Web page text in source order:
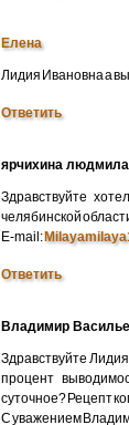
Елена
Лидия Ивановна а
Ответить
ярчихина людмила
Здравствуйте
челябинской
E-mail:
Ответить
Владимир
Здравствуйте
процент
суточное? Рецепт
С уважением